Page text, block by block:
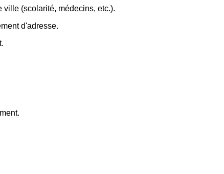
(scolarité, médecins, etc.).
d'adresse.